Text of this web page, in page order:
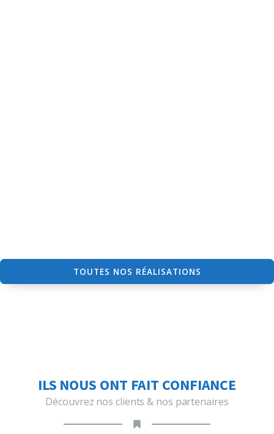
TOUTES NOS RÉALISATIONS
ILS NOUS ONT FAIT CONFIANCE
Découvrez nos clients & nos partenaires